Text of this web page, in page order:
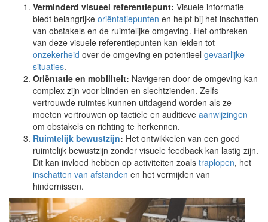
Verminderd visueel referentiepunt: Visuele informatie
biedt belangrijke oriëntatiepunten en helpt bij het inschatten
van obstakels en de ruimtelijke omgeving. Het ontbreken
van deze visuele referentiepunten kan leiden tot
onzekerheid over de omgeving en potentieel gevaarlijke
situaties.
Oriëntatie en mobiliteit: Navigeren door de omgeving kan
complex zijn voor blinden en slechtzienden. Zelfs
vertrouwde ruimtes kunnen uitdagend worden als ze
moeten vertrouwen op tactiele en auditieve aanwijzingen
om obstakels en richting te herkennen.
Ruimtelijk bewustzijn: Het ontwikkelen van een goed
ruimtelijk bewustzijn zonder visuele feedback kan lastig zijn.
Dit kan invloed hebben op activiteiten zoals traplopen, het
inschatten van afstanden en het vermijden van
hindernissen.